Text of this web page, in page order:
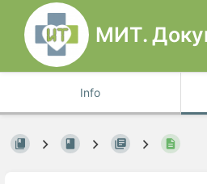
МИТ.
Info